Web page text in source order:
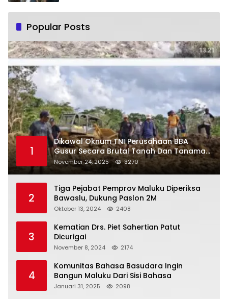
Popular Posts
1
Dikawal Oknum TNI Perusahaan BBA
Gusur Secara Brutal Tanah Dan Tanaman
Warga, Akademisi Unpatti Minta Pangdam
Tertibkan Anggotanya
November 24, 2025 3270
2
Tiga Pejabat Pemprov Maluku Diperiksa
Bawaslu, Dukung Paslon 2M
Oktober 13, 2024 2408
3
Kematian Drs. Piet Sahertian Patut
Dicurigai
November 8, 2024 2174
4
Komunitas Bahasa Basudara Ingin
Bangun Maluku Dari Sisi Bahasa
Januari 31, 2025 2098